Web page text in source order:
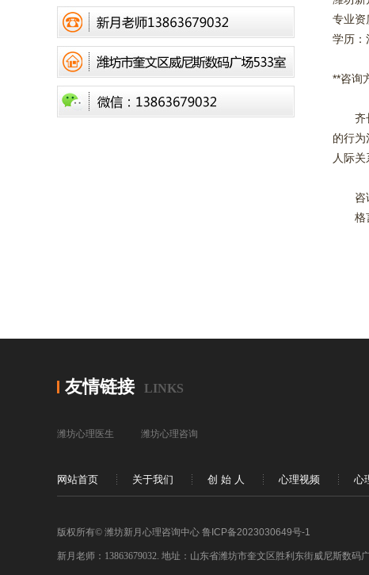
专业资
学历：
**咨询
齐长
的行
人际
咨询
格言
友情链接 LINKS
潍坊心理医生 潍坊心理咨询
网站首页 关于我们 创 始 人 心理视频 心
版权所有© 潍坊新月心理咨询中心 鲁ICP备2023030649号-1
新月老师：13863679032. 地址：山东省潍坊市奎文区胜利东街威尼斯数码